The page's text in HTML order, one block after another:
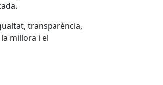
transparència,
millora i el